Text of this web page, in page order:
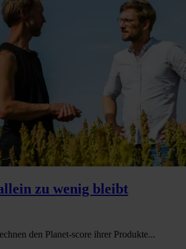
zu wenig bleibt
den Planet-score ihrer Produkte...